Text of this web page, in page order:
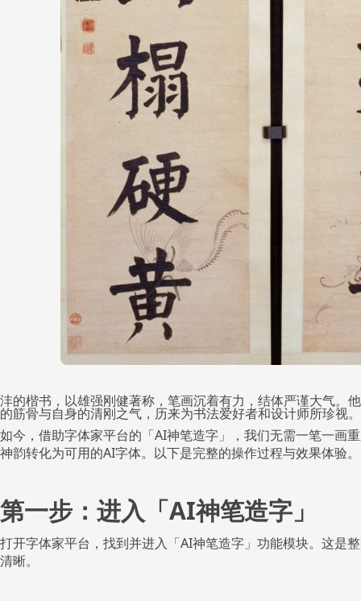
沣的楷书，以雄强刚健著称，笔画沉着有力，结体严谨大气。
的筋骨与自身的清刚之气，历来为书法爱好者和设计师所珍视。
如今，借助字体家平台的「AI神笔造字」，我们无需一笔一画
神韵转化为可用的AI字体。以下是完整的操作过程与效果体验。
第一步：进入「AI神笔造字」
打开字体家平台，找到并进入「AI神笔造字」功能模块。这是
清晰。